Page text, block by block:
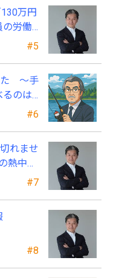
#5
万円
の労働
き理由
#6
た ～手
るのは
#7
れませ
熱中症
#8